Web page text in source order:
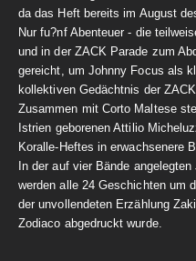
da das Heft bereits im August
Nur fu?nf Abenteuer - die
und in der ZACK Parade zum
gereicht, um Johnny Focus als
kollektiven Gedächtnis der
Zusammen mit Corto Maltese
Istrien geborenen Attilio
Koralle-Heftes in erwachsenere
In der auf vier Bände
werden alle 24 Geschichten um
der unvollendeten Erzählung
Zodiaco abgedruckt wurde.